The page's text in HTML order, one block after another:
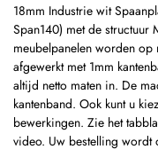
18mm Industrie wit
Span140) met de structuur
meubelpanelen worden
afgewerkt met 1mm
altijd netto maten in. De
kantenband. Ook kunt u
bewerkingen. Zie het
video. Uw bestelling wordt